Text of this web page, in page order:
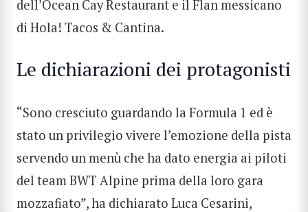
dell’Ocean Cay Restaurant e il Flan messicano
di Hola! Tacos & Cantina.
Le dichiarazioni dei protagonisti
“Sono cresciuto guardando la Formula 1 ed è
stato un privilegio vivere l’emozione della pista
servendo un menù che ha dato energia ai piloti
del team BWT Alpine prima della loro gara
mozzafiato”, ha dichiarato Luca Cesarini,